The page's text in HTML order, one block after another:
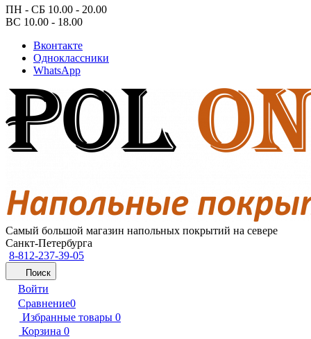
ПН - СБ 10.00 - 20.00
ВС 10.00 - 18.00
Вконтакте
Одноклассники
WhatsApp
Самый большой магазин напольных покрытий на севере
Санкт-Петербурга
8-812-237-39-05
Поиск
Войти
Сравнение0
Избранные товары 0
Корзина 0